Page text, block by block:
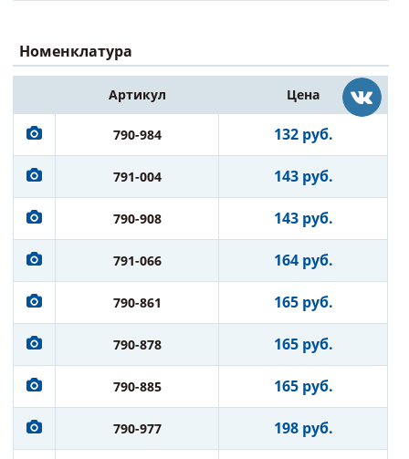
Номенклатура
Артикул Цена
790-984 132 руб.
791-004 143 руб.
790-908 143 руб.
791-066 164 руб.
790-861 165 руб.
790-878 165 руб.
790-885 165 руб.
790-977 198 руб.